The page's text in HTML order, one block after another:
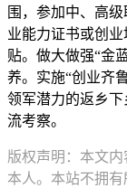
围，参加中、高
业能力证书或创
贴。做大做强“金
养。实施“创业齐
领军潜力的返乡
流考察。
版权声明：本文
本人。本站不拥